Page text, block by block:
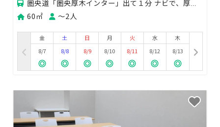
60㎡ 〜2人
金
8/7
土
8/8
日
8/9
月
8/10
火
8/11
水
8/12
木
8/13